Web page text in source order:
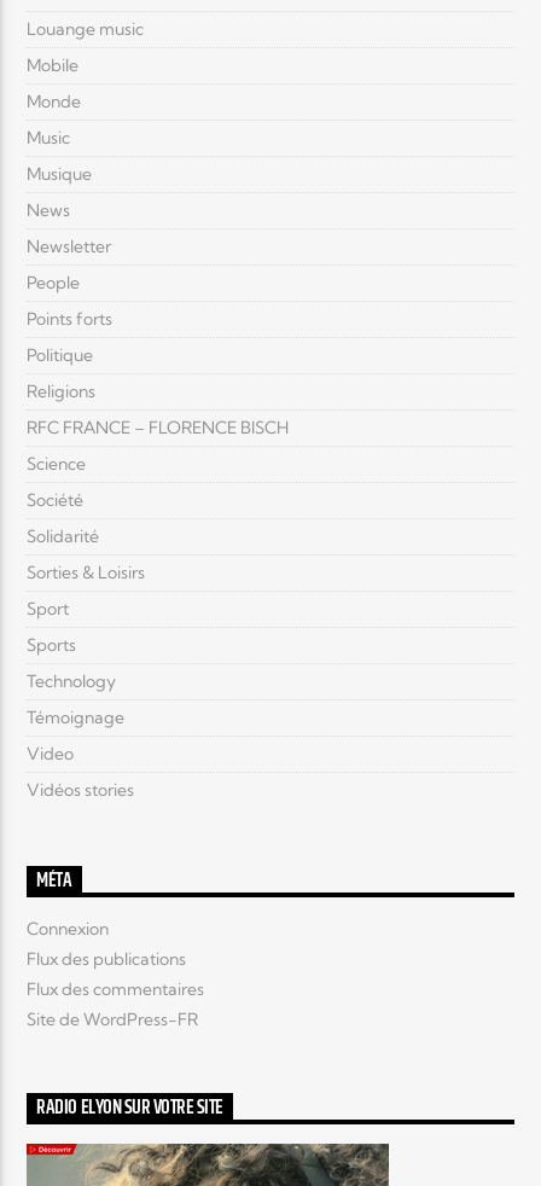
Louange music
Mobile
Monde
Music
Musique
News
Newsletter
People
Points forts
Politique
Religions
RFC FRANCE – FLORENCE BISCH
Science
Société
Solidarité
Sorties & Loisirs
Sport
Sports
Technology
Témoignage
Video
Vidéos stories
MÉTA
Connexion
Flux des publications
Flux des commentaires
Site de WordPress-FR
RADIO ELYON SUR VOTRE SITE